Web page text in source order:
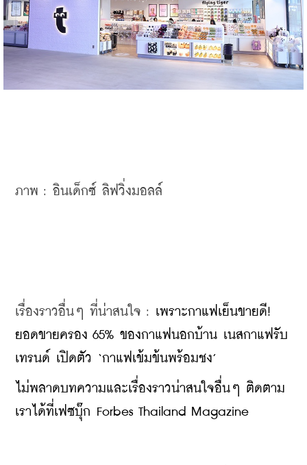
ภาพ : อินเด็กซ์ ลิฟวิ่งมอลล์
เรื่องราวอื่นๆ ที่น่าสนใจ : เพราะกาแฟเย็นขายดี!
ยอดขายครอง 65% ของกาแฟนอกบ้าน เนสกาแฟรับ
เทรนด์ เปิดตัว ‘กาแฟเข้มข้นพร้อมชง’
ไม่พลาดบทความและเรื่องราวน่าสนใจอื่นๆ ติดตาม
เราได้ที่เฟซบุ๊ก Forbes Thailand Magazine